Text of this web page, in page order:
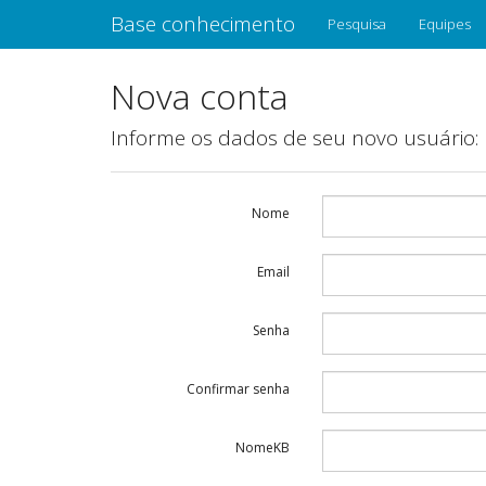
Base conhecimento Pesquisa Equipes
Nova conta
Informe os dados de seu novo usuário:
Nome
Email
Senha
Confirmar senha
NomeKB